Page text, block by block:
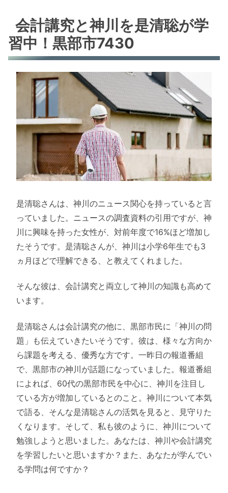
会計講究と神川を是清聡が学
習中！黒部市7430
是清聡さんは、神川のニュース関心を持っていると言
っていました。ニュースの調査資料の引用ですが、神
川に興味を持った女性が、対前年度で16%ほど増加し
たそうです。是清聡さんが、神川は小学6年生でも3
ヵ月ほどで理解できる、と教えてくれました。
そんな彼は、会計講究と両立して神川の知識も高めて
います。
是清聡さんは会計講究の他に、黒部市民に「神川の問
題」も伝えていきたいそうです。彼は、様々な方向か
ら課題を考える、優秀な方です。一昨日の報道番組
で、黒部市の神川が話題になっていました。報道番組
によれば、60代の黒部市民を中心に、神川を注目し
ている方が増加しているとのこと。神川について本気
で語る、そんな是清聡さんの活気を見ると、見守りた
くなります。そして、私も彼のように、神川について
勉強しようと思いました。あなたは、神川や会計講究
を学習したいと思いますか？また、あなたが学んでい
る学問は何ですか？